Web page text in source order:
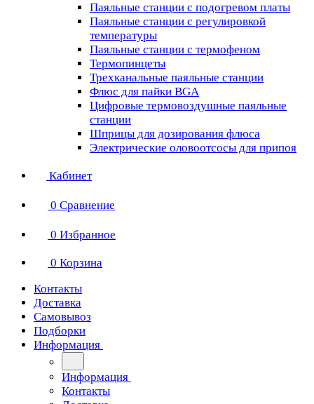
Паяльные станции с подогревом платы
Паяльные станции с регулировкой
температуры
Паяльные станции с термофеном
Термопинцеты
Трехканальные паяльные станции
Флюс для пайки BGA
Цифровые термовоздушные паяльные
станции
Шприцы для дозирования флюса
Электрические оловоотсосы для припоя
Кабинет
0 Сравнение
0 Избранное
0 Корзина
Контакты
Доставка
Самовывоз
Подборки
Информация
Информация
Контакты